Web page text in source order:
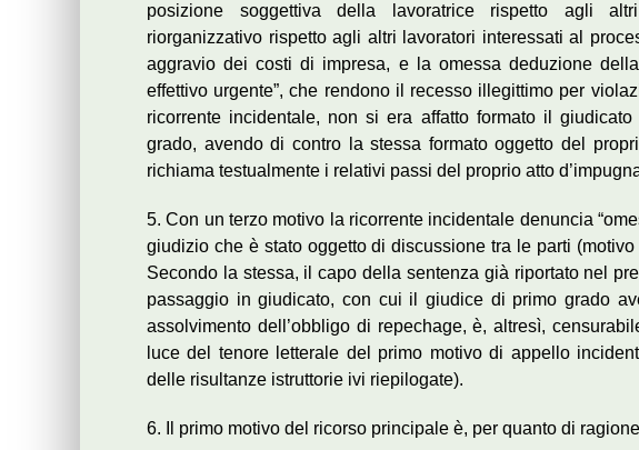
posizione soggettiva della lavoratrice rispetto agli
riorganizzativo rispetto agli altri lavoratori interessati al
aggravio dei costi di impresa, e la omessa deduzione
effettivo urgente”, che rendono il recesso illegittimo per
ricorrente incidentale, non si era affatto formato il
grado, avendo di contro la stessa formato oggetto del
richiama testualmente i relativi passi del proprio atto
5. Con un terzo motivo la ricorrente incidentale denuncia
giudizio che è stato oggetto di discussione tra le parti
Secondo la stessa, il capo della sentenza già riportato nel
passaggio in giudicato, con cui il giudice di primo grado
assolvimento dell’obbligo di repechage, è, altresì,
luce del tenore letterale del primo motivo di appello
delle risultanze istruttorie ivi riepilogate).
6. Il primo motivo del ricorso principale è, per quanto di